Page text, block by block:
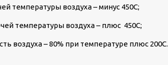
температуры воздуха – минус 450С;
температуры воздуха – плюс 450С;
воздуха – 80% при температуре плюс 200С.